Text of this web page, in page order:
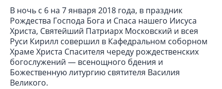
В ночь с 6 на 7 января 2018 года, в праздник
Рождества Господа Бога и Спаса нашего Иисуса
Христа, Святейший Патриарх Московский и всея
Руси Кирилл совершил в Кафедральном соборном
Храме Христа Спасителя череду рождественских
богослужений ― всенощного бдения и
Божественную литургию святителя Василия
Великого.